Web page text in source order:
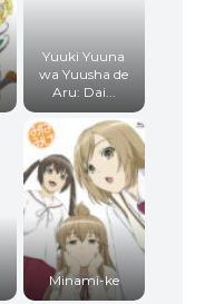
Yuuki Yuuna
wa Yuusha de
Aru: Dai...
Minami-ke